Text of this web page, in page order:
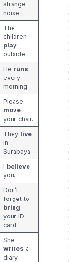
strange
noise.
The
children
play
outside.
He runs
every
morning.
Please
move
your chair.
They live
in
Surabaya.
I believe
you.
Don’t
forget to
bring
your ID
card.
She
writes a
diary